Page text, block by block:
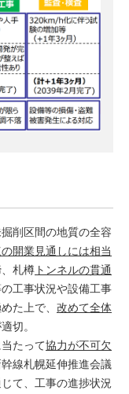
削区間の地質の全容
開業見通しには相当
札樽 トンネルの貫通
工事状況や設備工事
た上で、 改めて全体
切。
たって協力が不可欠
線札幌延伸推進会議
て、工事の進捗状況